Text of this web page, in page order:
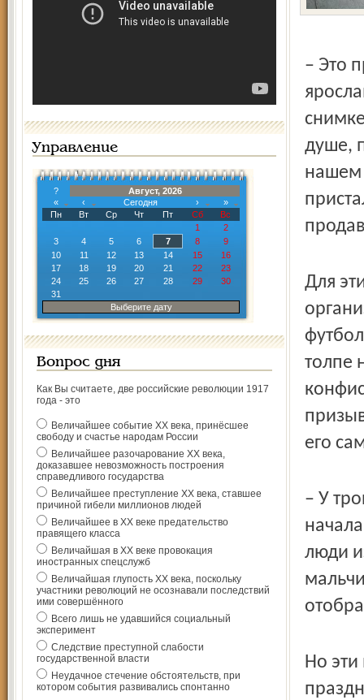
Управление
?
Август, 2026
«
‹ Сегодня ›
»
Пн
Вт Ср Чт Пт Сб
Вс
1
2
3
4 5 6 7 8
9
10
11 12 13 14 15
16
17
18 19 20 21 22
23
24
25 26 27 28 29
30
31
Выберите дату
Вопрос дня
Как Вы считаете, две российские революции 1917
года - это
Величайшее событие ХХ века, принёсшее
свободу и счастье народам России
Величайшее разочарование ХХ века,
доказавшее невозможность построения
справедливого государства
Величайшее преступление ХХ века, ставшее
причиной гибели миллионов людей
Величайшее в ХХ веке предательство
правящего класса
Величайшая в ХХ веке провокация
иностранных спецслужб
Величайшая глупость ХХ века, поскольку
участники революций не осознавали последствий
ими совершённого
Всего лишь не удавшийся социальный
эксперимент
Следствие преступной слабости
государственной власти
Неудачное стечение обстоятельств, при
котором события развивались спонтанно
– Это
душе,
нашем
Для
толпе
его
– У
люди
Но эти